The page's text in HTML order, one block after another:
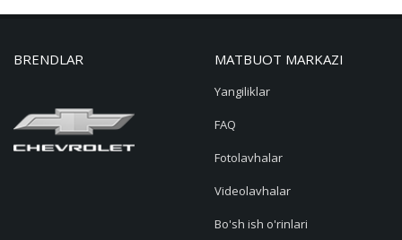
BRENDLAR MATBUOT MARKAZI
Yangiliklar
FAQ
Fotolavhalar
Videolavhalar
Bo'sh ish o'rinlari